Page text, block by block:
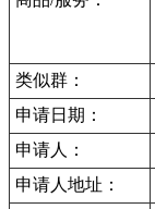
类似群：
申请日期：
申请人：
申请人地址：